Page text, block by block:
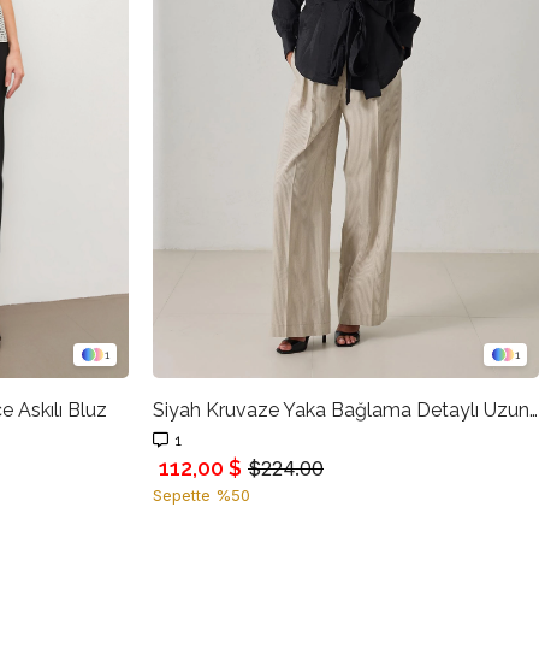
1
Askılı Bluz
1
Siyah Kruvaze Yaka Bağlama Detaylı Uzun Kollu Geniş Kalıp Bluz
1
$224.00
112,00 $
Sepette %50